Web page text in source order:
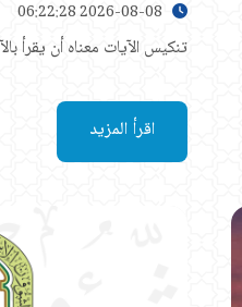
تنكيس الآيات معناه أن يقرأ